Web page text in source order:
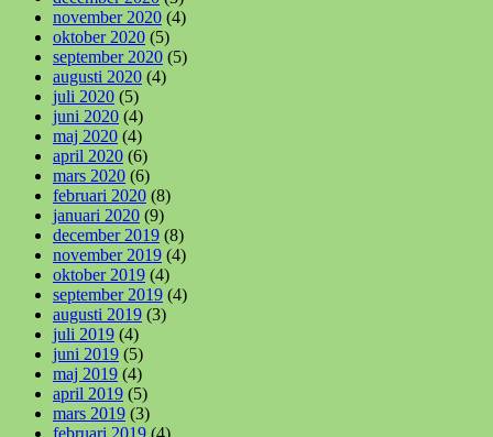
november 2020 (4)
oktober 2020 (5)
september 2020 (5)
augusti 2020 (4)
juli 2020 (5)
juni 2020 (4)
maj 2020 (4)
april 2020 (6)
mars 2020 (6)
februari 2020 (8)
januari 2020 (9)
december 2019 (8)
november 2019 (4)
oktober 2019 (4)
september 2019 (4)
augusti 2019 (3)
juli 2019 (4)
juni 2019 (5)
maj 2019 (4)
april 2019 (5)
mars 2019 (3)
februari 2019 (4)